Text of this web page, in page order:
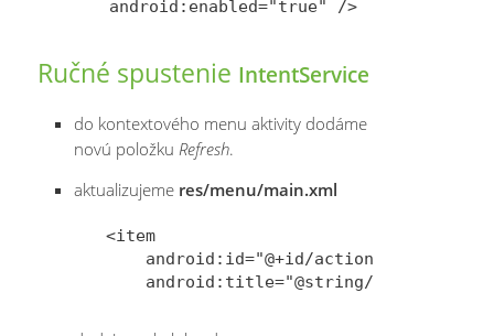
Ručné spustenie IntentService
do kontextového menu aktivity dodáme
novú položku Refresh.
aktualizujeme res/menu/main.xml
<item
    android:id="@+id/action_refresh"